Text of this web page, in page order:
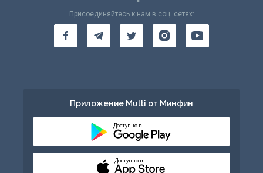
Присоединяйтесь к нам в соц. сетях:
Приложение Multi от Минфин
Доступно в
Доступно в